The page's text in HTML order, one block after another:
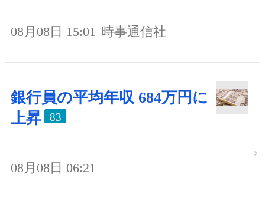
08月08日 15:01 時事通信社
銀行員の平均年収 684万円に
上昇
83
08月08日 06:21